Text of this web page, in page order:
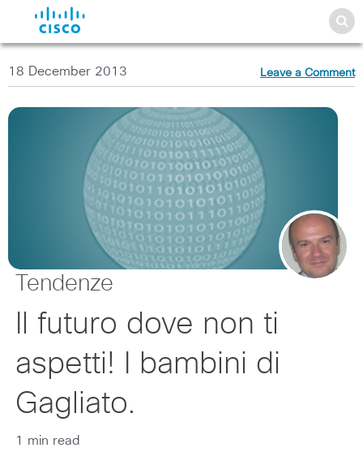
18 December 2013 Leave a Comment
Tendenze
Il futuro dove non ti
aspetti! I bambini di
Gagliato.
1 min read